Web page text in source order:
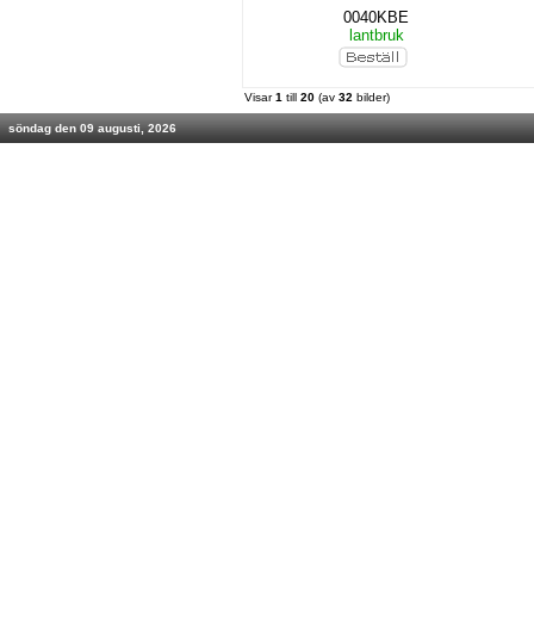
0040KBE
lantbruk
Visar1 till 20 (av 32 bilder)
söndag den 09 augusti, 2026